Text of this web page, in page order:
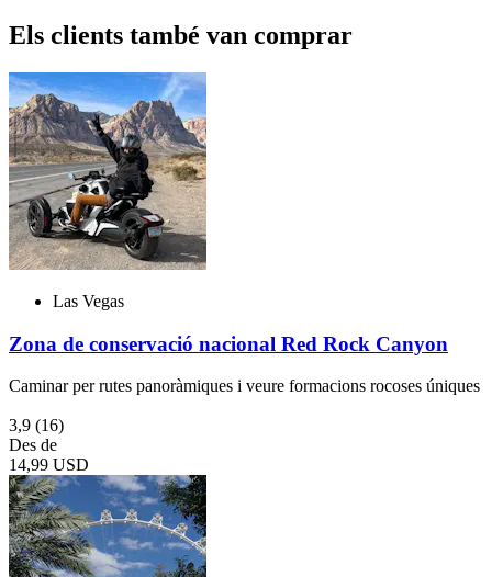
Els clients també van comprar
Las Vegas
Zona de conservació nacional Red Rock Canyon
Caminar per rutes panoràmiques i veure formacions rocoses úniques
3,9 (16)
Des de
14,99 USD